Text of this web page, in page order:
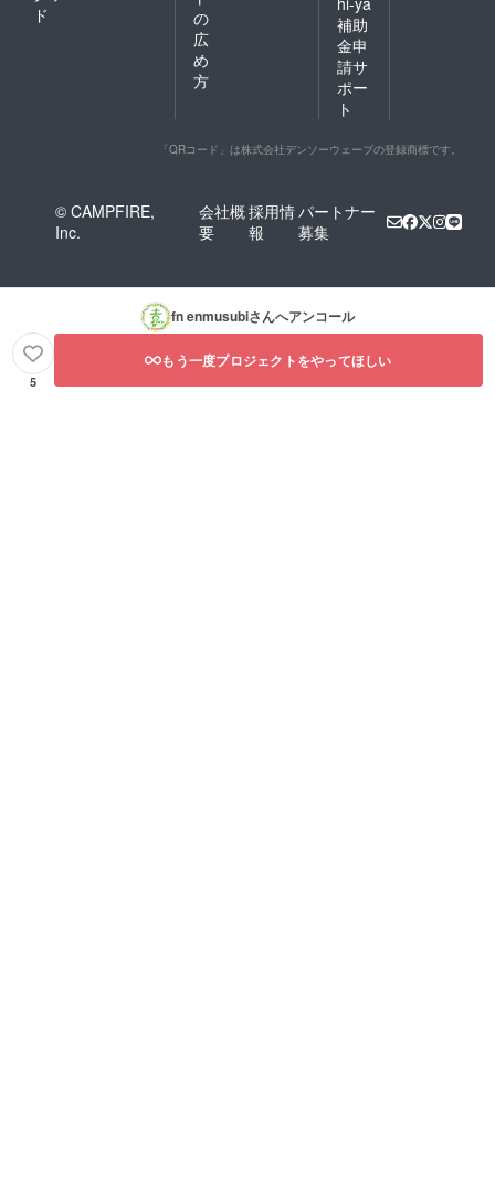
ド
の
広
め
方
補助
金申
請サ
ポー
ト
「QRコード」は株式会社デンソーウェーブの登録商標です。
© CAMPFIRE,
Inc.
会社概
要
採用情
報
パートナー
募集
fn enmusubiさんへアンコール
5
もう一度プロジェクトをやってほしい